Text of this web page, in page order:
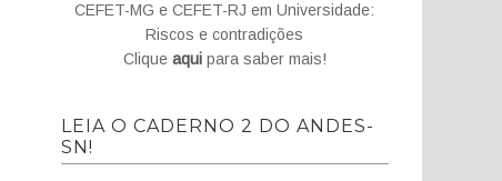
CEFET-MG e CEFET-RJ em Universidade:
Riscos e contradições
Clique aquipara saber mais!
LEIA O CADERNO 2 DO ANDES-
SN!